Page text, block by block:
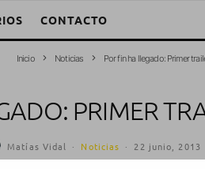
CONTACTO
Inicio Noticias Por fin ha llegado: Primer
PRIMER
Matías Vidal · Noticias · 22 junio, 2013